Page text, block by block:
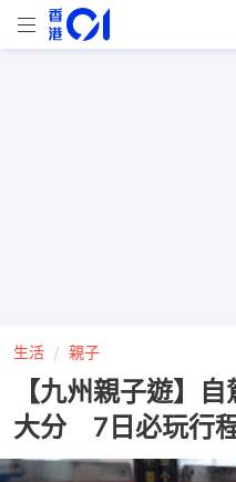
生活 親子
【九州親子遊】
大分 7日必玩行